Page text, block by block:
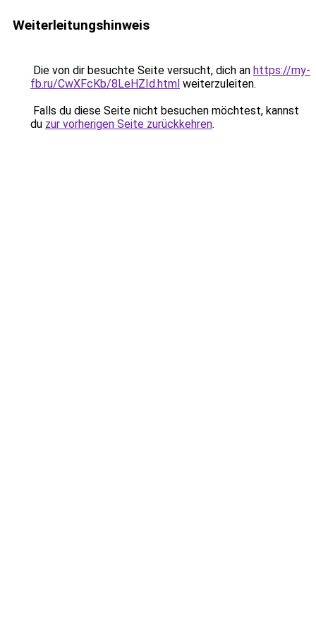
Weiterleitungshinweis
Die von dir besuchte Seite versucht, dich an https://my-
fb.ru/CwXFcKb/8LeHZId.html weiterzuleiten.
Falls du diese Seite nicht besuchen möchtest, kannst
du zur vorherigen Seite zurückkehren.